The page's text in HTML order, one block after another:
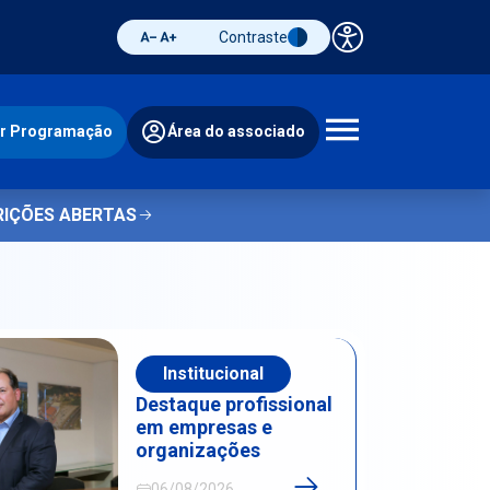
Diminuir fonte
Aumentar fonteAlternar contraste
Contraste Painel de
Programação Área do associado
Abrir
ABERTAS
Institucional
Destaque profissional
em empresas e
organizações